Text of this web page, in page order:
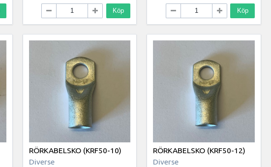
Köp Köp
RÖRKABELSKO (KRF50-10)
Diverse
RÖRKABELSKO (KRF50-12)
Diverse